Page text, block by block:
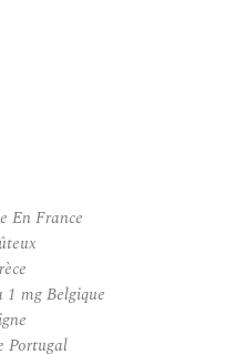
En France
mg Belgique
Portugal